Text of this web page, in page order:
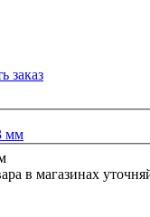
заказ
мм
в магазинах